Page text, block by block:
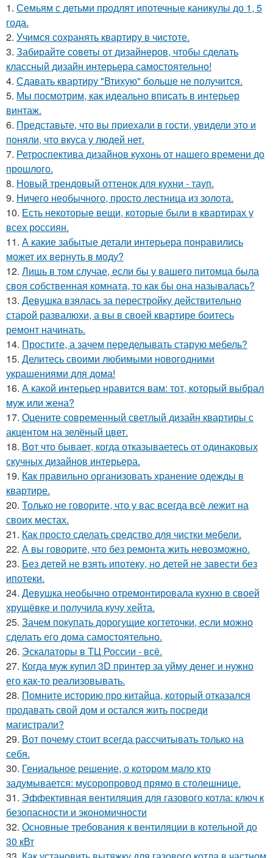
1. Семьям с детьми продлят ипотечные каникулы до 1, 5
года.
2. Учимся сохранять квартиру в чистоте.
3. Забирайте советы от дизайнеров, чтобы сделать
классный дизайн интерьера самостоятельно!
4. Сдавать квартиру "Втихую" больше не получится.
5. Мы посмотрим, как идеально вписать в интерьер
винтаж.
6. Представьте, что вы приехали в гости, увидели это и
поняли, что вкуса у людей нет.
7. Ретроспектива дизайнов кухонь от нашего времени до
прошлого.
8. Новый трендовый оттенок для кухни - тауп.
9. Ничего необычного, просто лестница из золота.
10. Есть некоторые вещи, которые были в квартирах у
всех россиян.
11. А какие забытые детали интерьера понравились
может их вернуть в моду?
12. Лишь в том случае, если бы у вашего питомца была
своя собственная комната, то как бы она называлась?
13. Девушка взялась за перестройку действительно
старой развалюхи, а вы в своей квартире боитесь
ремонт начинать.
14. Простите, а зачем переделывать старую мебель?
15. Делитесь своими любимыми новогодними
украшениями для дома!
16. А какой интерьер нравится вам: тот, который выбрал
муж или жена?
17. Оцените современный светлый дизайн квартиры с
акцентом на зелёный цвет.
18. Вот что бывает, когда отказываетесь от одинаковых
скучных дизайнов интерьера.
19. Как правильно организовать хранение одежды в
квартире.
20. Только не говорите, что у вас всегда всё лежит на
своих местах.
21. Как просто сделать средство для чистки мебели.
22. А вы говорите, что без ремонта жить невозможно.
23. Без детей не взять ипотеку, но детей не завести без
ипотеки.
24. Девушка необычно отремонтировала кухню в своей
хрущёвке и получила кучу хейта.
25. Зачем покупать дорогущие когтеточки, если можно
сделать его дома самостоятельно.
26. Эскалаторы в ТЦ России - всё.
27. Когда муж купил 3D принтер за уйму денег и нужно
его как-то реализовывать.
28. Помните историю про китайца, который отказался
продавать свой дом и остался жить посреди
магистрали?
29. Вот почему стоит всегда рассчитывать только на
себя.
30. Гениальное решение, о котором мало кто
задумывается: мусоропровод прямо в столешнице.
31. Эффективная вентиляция для газового котла: ключ к
безопасности и экономичности
32. Основные требования к вентиляции в котельной до
30 кВт